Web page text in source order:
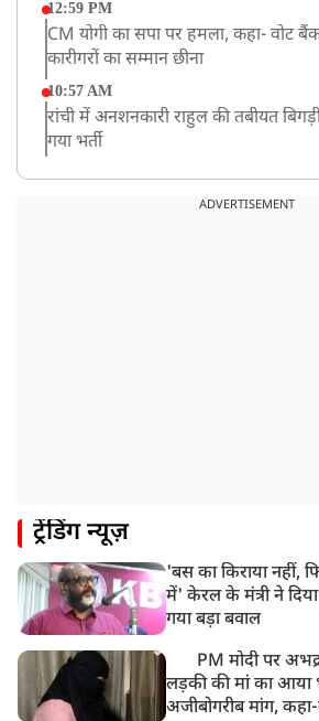
12:59 PM
CM योगी का सपा पर हमला, कहा- वोट
कारीगरों का सम्मान छीना
10:57 AM
रांची में अनशनकारी राहुल की तबीयत
गया भर्ती
CBI का बड़ा खुलासा, NTA के एक्सपर्ट्स ने
ADVERTISEMENT
ट्रेंडिंग न्यूज़
'बस का किराया नहीं,
में' केरल के मंत्री ने
गया बड़ा बवाल
PM मोदी पर
लड़की की मां का आया
अजीबोगरीब मांग, कहा-